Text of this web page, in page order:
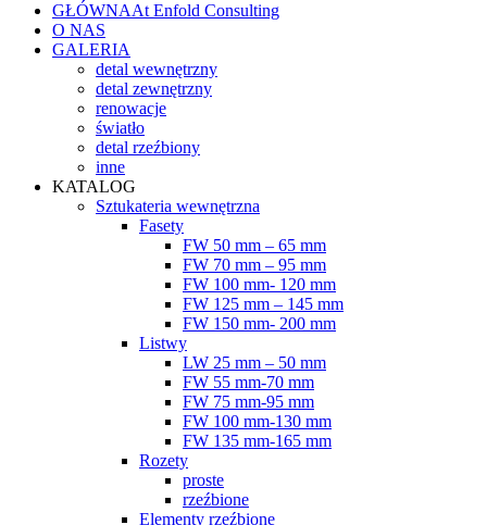
GŁÓWNAAt Enfold Consulting
O NAS
GALERIA
detal wewnętrzny
detal zewnętrzny
renowacje
światło
detal rzeźbiony
inne
KATALOG
Sztukateria wewnętrzna
Fasety
FW 50 mm – 65 mm
FW 70 mm – 95 mm
FW 100 mm- 120 mm
FW 125 mm – 145 mm
FW 150 mm- 200 mm
Listwy
LW 25 mm – 50 mm
FW 55 mm-70 mm
FW 75 mm-95 mm
FW 100 mm-130 mm
FW 135 mm-165 mm
Rozety
proste
rzeźbione
Elementy rzeźbione